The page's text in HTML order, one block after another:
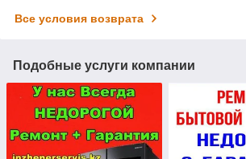
Все условия возврата
Подобные услуги компании